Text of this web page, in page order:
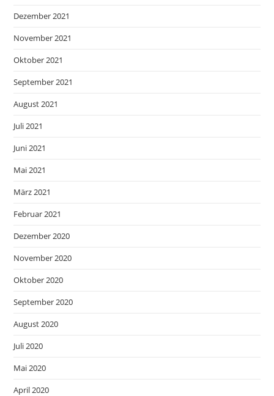
Dezember 2021
November 2021
Oktober 2021
September 2021
August 2021
Juli 2021
Juni 2021
Mai 2021
März 2021
Februar 2021
Dezember 2020
November 2020
Oktober 2020
September 2020
August 2020
Juli 2020
Mai 2020
April 2020